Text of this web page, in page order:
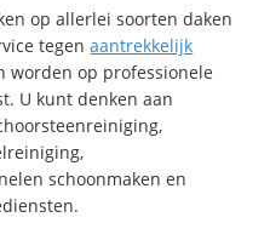
op allerlei soorten daken
tegenaantrekkelijk
worden op professionele
U kunt denken aan
schoonmaken en